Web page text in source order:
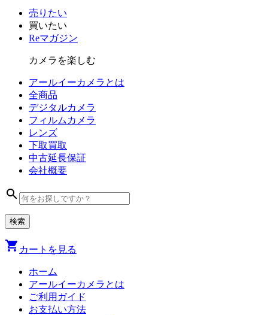
売りたい
買いたい
Reマガジン
カメラを楽しむ
アールイーカメラとは
全商品
デジタルカメラ
フィルム カメラ
レンズ
下取買取
中古延長保証
会社概要
search
shopping_cart カートを見る
ホーム
アールイーカメラとは
ご利用ガイド
お支払い方法